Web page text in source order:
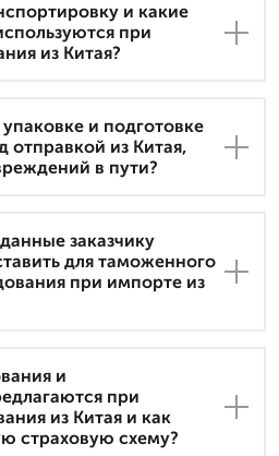
и какие
при
из Китая?
и подготовке
отправкой из Китая,
в пути?
заказчику
для таможенного
при импорте из
и
при
из Китая и как
страховую схему?